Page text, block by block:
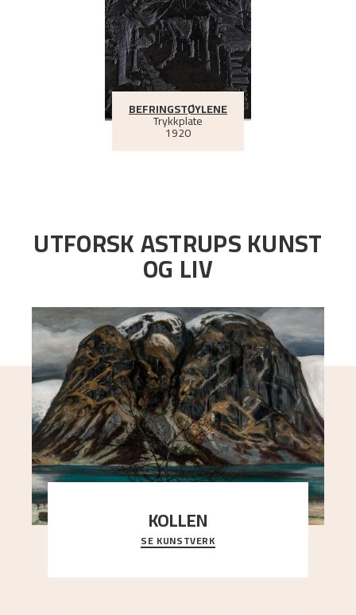
BEFRINGSTØYLENE
Trykkplate
1920
UTFORSK ASTRUPS KUNST
OG LIV
KOLLEN
Et ruvende fjell dominerer bildeflaten, og står i
sterk kontrast til det spinkle rognetreet ute
SE KUNSTVERK